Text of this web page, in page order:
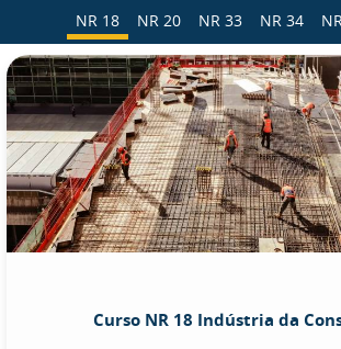
NR 18
NR 20 NR 33 NR 34
Curso NR 18 Indústria da